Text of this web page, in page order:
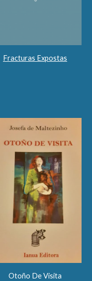
Fracturas Expostas
Otoño De Visita